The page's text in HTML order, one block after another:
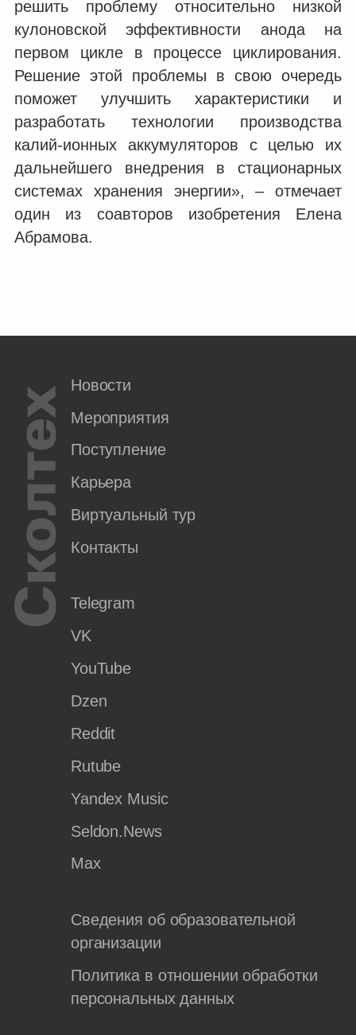
решить проблему относительно низкой
кулоновской эффективности анода на
первом цикле в процессе циклирования.
Решение этой проблемы в свою очередь
поможет улучшить характеристики и
разработать технологии производства
калий-ионных аккумуляторов с целью их
дальнейшего внедрения в стационарных
системах хранения энергии», – отмечает
один из соавторов изобретения Елена
Абрамова.
Новости
Мероприятия
Поступление
Карьера
Виртуальный тур
Контакты
Telegram
VK
YouTube
Dzen
Reddit
Rutube
Yandex Music
Seldon.News
Max
Сведения об образовательной
организации
Политика в отношении обработки
персональных данных